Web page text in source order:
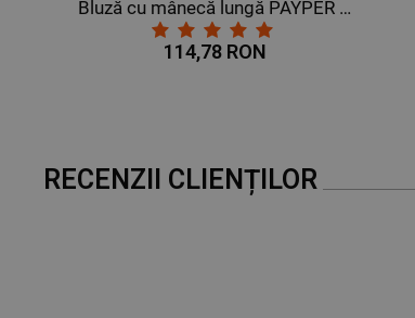
Bluză cu mânecă lungă PAYPER DOLOMITI+ NEGRU
114,78 RON
RECENZII CLIENȚILOR